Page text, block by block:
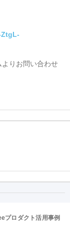
りお問い合わせ
プロダクト活用事例